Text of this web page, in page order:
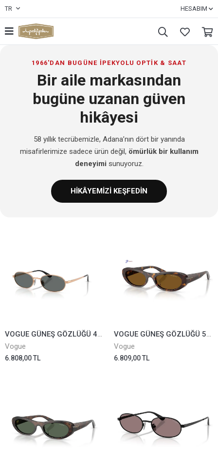
TR HESABIM
1966'DAN BUGÜNE İPEKYOLU OPTİK & SAAT
Bir aile markasından
bugüne uzanan güven
hikâyesi
58 yıllık tecrübemizle, Adana’nın dört bir yanında
misafirlerimize sadece ürün değil, ömürlük bir kullanım
deneyimi sunuyoruz.
HİKÂYEMİZİ KEŞFEDİN
VOGUE GÜNEŞ GÖZLÜĞÜ 4353-S-5152/81
Vogue
6.808,00 TL
VOGUE GÜNEŞ GÖZLÜĞÜ 5695-SU-W656/83
Vogue
6.809,00 TL